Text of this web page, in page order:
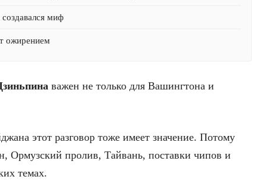
создавался миф
ожирением
важен не только для Вашингтона и
этот разговор тоже имеет значение. Потому
пролив, Тайвань, поставки чипов и
темах.